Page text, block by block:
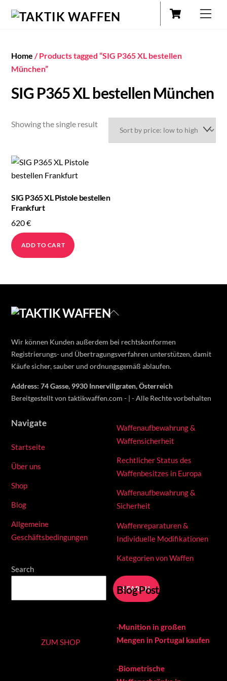
Cart
Home / Products tagged “SIG P365 XL bestellen
München”
SIG P365 XL bestellen München
Showing the single result
SIG P365 XL Pistole bestellen
Frankfurt
620€
ADD TO CART
Back
Wir können Kunden außerdem bei rechtskonformen
Registrierungs- und Übertragungsverfahren unterstützen, damit
Käufe sicher, sauber und ordnungsgemäß ablaufen.
Address: 74 Gasse, 9930 Innervillgraten, Österreich
Bereitgestellt von taktikwaffen.com - | - Alle Rechte vorbehalten
Navigate
Startseite
Über uns
Shop
Blog
Allgemeine
Geschäftsbedingungen
Search
SEARCH
Waffenaufbewahrung &
Waffensicherheit
Rechtlicher Status des
Waffenbesitzes in Europa
Waffenaufbewahrung &
Sicherheit
Waffenreparaturen &
Individuelle Modifikationen
Kategorien von Waffen
Blog Posts
ZUM SHOP
·Munition in großen
Mengen in Portugal kaufen
·Biometrische